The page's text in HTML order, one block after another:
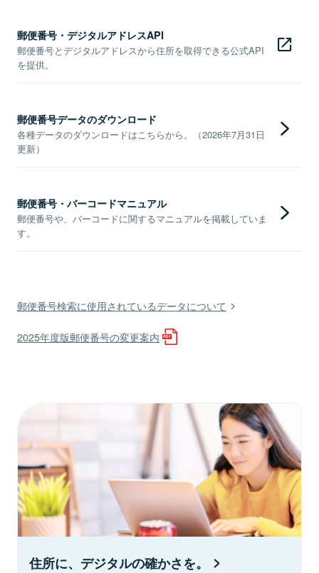
郵便番号・デジタルアドレスAPI
郵便番号とデジタルアドレスから住所を取得できる公式API
を提供。
郵便番号データのダウンロード
各種データのダウンロードはこちらから。（2026年7月31日
更新）
郵便番号・バーコードマニュアル
郵便番号や、バーコードに関するマニュアルを掲載していま
す。
郵便番号検索に使用されているデータについて
2025年度版郵便番号の変更案内
住所に、デジタルの確かさを。